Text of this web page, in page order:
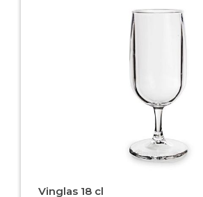
Vinglas 18 cl